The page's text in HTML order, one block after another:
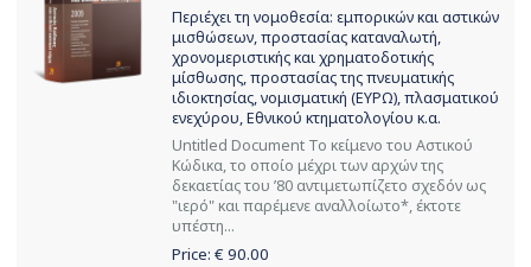
Περιέχει τη νομοθεσία: εμπορικών και αστικών
μισθώσεων, προστασίας καταναλωτή,
χρονομεριστικής και χρηματοδοτικής
μίσθωσης, προστασίας της πνευματικής
ιδιοκτησίας, νομισματική (ΕΥΡΩ), πλασματικού
ενεχύρου, Εθνικού κτηματολογίου κ.α.
Untitled Document Το κείμενο του Αστικού
Κώδικα, το οποίο μέχρι των αρχών της
δεκαετίας του ’80 αντιμετωπίζετο σχεδόν ως
"ιερό" και παρέμενε αναλλοίωτο*, έκτοτε
υπέστη...
Price: € 90.00